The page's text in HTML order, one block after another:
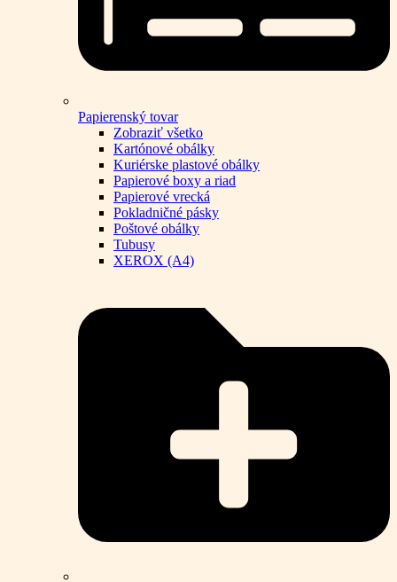
Papierenský tovar
Zobraziť všetko
Kartónové obálky
Kuriérske plastové obálky
Papierové boxy a riad
Papierové vrecká
Pokladničné pásky
Poštové obálky
Tubusy
XEROX (A4)